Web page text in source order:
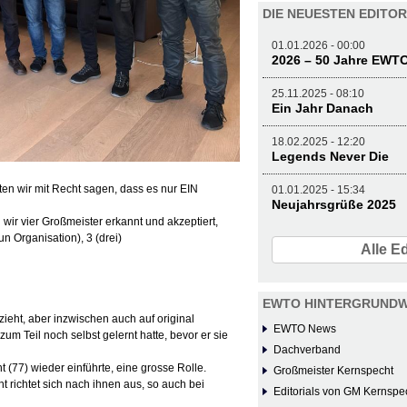
wir mit Recht sagen, dass es nur EIN
vier Großmeister erkannt und akzeptiert,
Organisation), 3 (drei)
aber inzwischen auch auf original
Teil noch selbst gelernt hatte, bevor er sie
(77) wieder einführte, eine grosse Rolle.
richtet sich nach ihnen aus, so auch bei
DIE NEUESTEN
01.01.2026 - 00:00
2026 – 50 Jahre
25.11.2025 - 08:10
Ein Jahr Danach
18.02.2025 - 12:20
Legends Never Die
01.01.2025 - 15:34
Neujahrsgrüße 2025
Alle
EWTO
EWTO News
Dachverband
Großmeister Kernspecht
Editorials von GM